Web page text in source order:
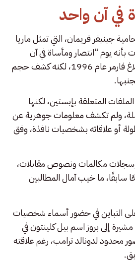
في آن واحد
جينيفر فريمان، التي تمثل ماريا
يوم “انتصار ومأساة في آن
واحد”، لأنه أكد صحة بلاغ فارمر عام 1996، لكنه كشف حجم
المتعلقة بإبستين، لكنها
ولم تكشف معلومات جوهرية عن
أو علاقاته بشخصيات نافذة، وفق
مكالمات ونصوص مقابلات،
سابقًا، ما خيب آمال المطالبين
التباين في حضور أسماء شخصيات
إلى بروز اسم بيل كلينتون في
محدود لدونالد ترامب، رغم علاقته